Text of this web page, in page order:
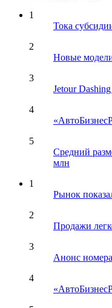
1
Тока
2
Новые
3
Jetour
4
5
Средний
млн
1
Рынок
2
Продажи
3
Анонс
4